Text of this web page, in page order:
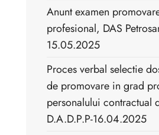
Anunt examen
profesional, DAS
15.05.2025
Proces verbal selectie
de promovare in grad
personalului contractual
D.A.D.P.P-16.04.2025